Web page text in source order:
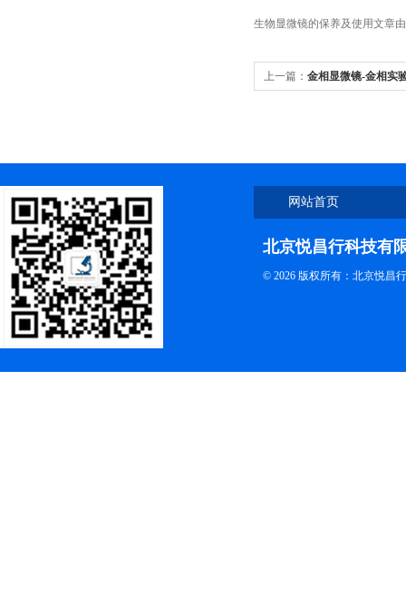
生物显微镜的保养及使用文章由
上一篇： 金相显微镜-金相实
网站首页
北京悦昌行科技有
© 2026 版权所有：北京悦昌